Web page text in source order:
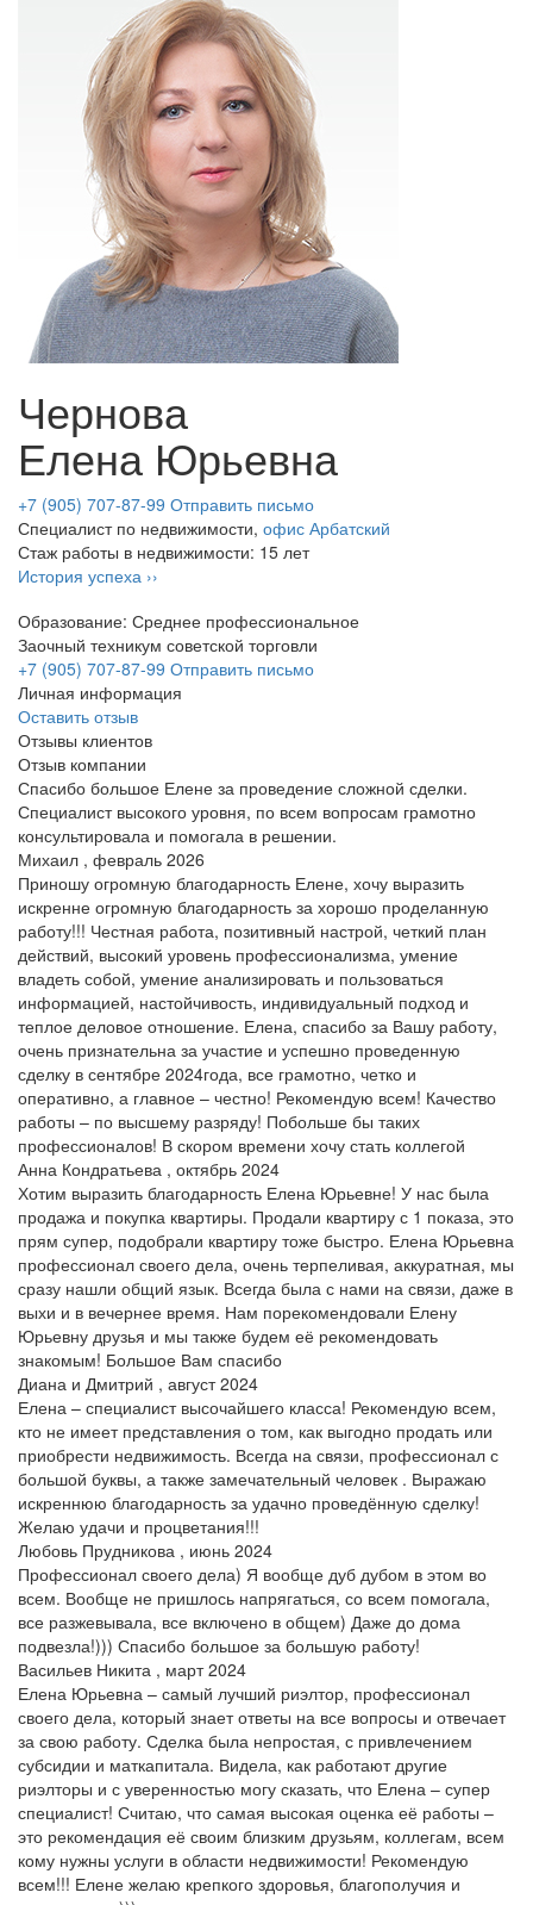
Чернова
Елена Юрьевна
+7 (905) 707-87-99 Отправить письмо
Специалист по недвижимости, офис Арбатский
Стаж работы в недвижимости: 15 лет
История успеха ››
Образование: Среднее профессиональное
Заочный техникум советской торговли
+7 (905) 707-87-99 Отправить письмо
Личная информация
Оставить отзыв
Отзывы клиентов
Отзыв компании
Спасибо большое Елене за проведение сложной сделки.
Специалист высокого уровня, по всем вопросам грамотно
консультировала и помогала в решении.
Михаил , февраль 2026
Приношу огромную благодарность Елене, хочу выразить
искренне огромную благодарность за хорошо проделанную
работу!!! Честная работа, позитивный настрой, четкий план
действий, высокий уровень профессионализма, умение
владеть собой, умение анализировать и пользоваться
информацией, настойчивость, индивидуальный подход и
теплое деловое отношение. Елена, спасибо за Вашу работу,
очень признательна за участие и успешно проведенную
сделку в сентябре 2024года, все грамотно, четко и
оперативно, а главное – честно! Рекомендую всем! Качество
работы – по высшему разряду! Побольше бы таких
профессионалов! В скором времени хочу стать коллегой
Анна Кондратьева , октябрь 2024
Хотим выразить благодарность Елена Юрьевне! У нас была
продажа и покупка квартиры. Продали квартиру с 1 показа, это
прям супер, подобрали квартиру тоже быстро. Елена Юрьевна
профессионал своего дела, очень терпеливая, аккуратная, мы
сразу нашли общий язык. Всегда была с нами на связи, даже в
выхи и в вечернее время. Нам порекомендовали Елену
Юрьевну друзья и мы также будем её рекомендовать
знакомым! Большое Вам спасибо
Диана и Дмитрий , август 2024
Елена – специалист высочайшего класса! Рекомендую всем,
кто не имеет представления о том, как выгодно продать или
приобрести недвижимость. Всегда на связи, профессионал с
большой буквы, а также замечательный человек . Выражаю
искреннюю благодарность за удачно проведённую сделку!
Желаю удачи и процветания!!!
Любовь Прудникова , июнь 2024
Профессионал своего дела) Я вообще дуб дубом в этом во
всем. Вообще не пришлось напрягаться, со всем помогала,
все разжевывала, все включено в общем) Даже до дома
подвезла!))) Спасибо большое за большую работу!
Васильев Никита , март 2024
Елена Юрьевна – самый лучший риэлтор, профессионал
своего дела, который знает ответы на все вопросы и отвечает
за свою работу. Сделка была непростая, с привлечением
субсидии и маткапитала. Видела, как работают другие
риэлторы и с уверенностью могу сказать, что Елена – супер
специалист! Считаю, что самая высокая оценка её работы –
это рекомендация её своим близким друзьям, коллегам, всем
кому нужны услуги в области недвижимости! Рекомендую
всем!!! Елене желаю крепкого здоровья, благополучия и